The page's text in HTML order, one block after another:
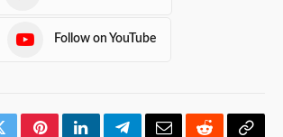
Follow on YouTube